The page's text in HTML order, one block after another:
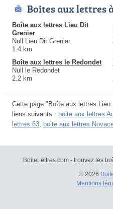
Boites aux lettres
Boîte aux lettres Lieu Dit
Grenier
Null Lieu Dit Grenier
1.4 km
Boîte aux lettres le Redondet
Null le Redondet
2.2 km
Cette page "Boîte aux lettres
liens suivants : boite aux lettres
lettres 63 boite aux lettres
BoiteLettres.com - trouvez les
© 2026
Mentions